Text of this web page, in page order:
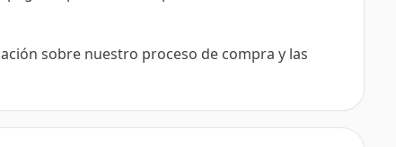
sobre nuestro proceso de compra y las